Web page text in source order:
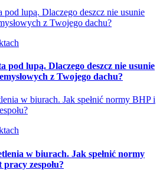
lupą. Dlaczego deszcz nie usunie
z Twojego dachu?
pod lupą. Dlaczego deszcz nie usunie
z Twojego dachu?
w biurach. Jak spełnić normy BHP i
w biurach. Jak spełnić normy
zespołu?